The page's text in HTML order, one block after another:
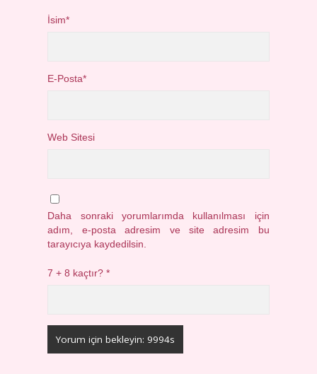
İsim*
E-Posta*
Web Sitesi
Daha sonraki yorumlarımda kullanılması için
adım, e-posta adresim ve site adresim bu
tarayıcıya kaydedilsin.
7 + 8 kaçtır?*